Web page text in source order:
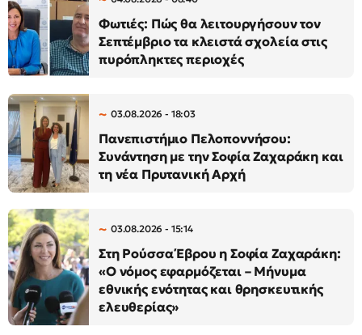
Φωτιές: Πώς θα λειτουργήσουν τον
Σεπτέμβριο τα κλειστά σχολεία στις
πυρόπληκτες περιοχές
03.08.2026 - 18:03
Πανεπιστήμιο Πελοποννήσου:
Συνάντηση με την Σοφία Ζαχαράκη και
τη νέα Πρυτανική Αρχή
03.08.2026 - 15:14
Στη Ρούσσα Έβρου η Σοφία Ζαχαράκη:
«Ο νόμος εφαρμόζεται – Μήνυμα
εθνικής ενότητας και θρησκευτικής
ελευθερίας»